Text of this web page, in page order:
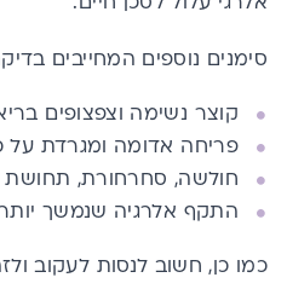
סימנים נוספים המחייבים
קוצר נשימה וצפצופים
פריחה אדומה ומגרדת על
חולשה, סחרחורת, תחושת
התקף אלרגיה שנמשך
כמו כן, חשוב לנסות לעקוב